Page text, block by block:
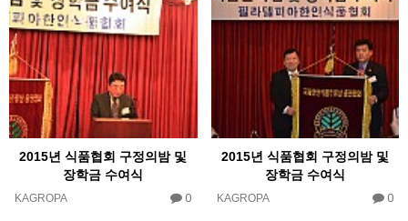
2015년 식품협회 구정의밤 및
장학금 수여식
KAGROPA 0
2015년 식품협회 구정의밤 및
장학금 수여식
KAGROPA 0